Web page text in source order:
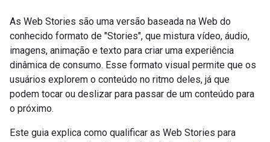
As Web Stories são uma versão baseada na Web do
conhecido formato de "Stories", que mistura vídeo, áudio,
imagens, animação e texto para criar uma experiência
dinâmica de consumo. Esse formato visual permite que os
usuários explorem o conteúdo no ritmo deles, já que
podem tocar ou deslizar para passar de um conteúdo para
o próximo.
Este guia explica como qualificar as Web Stories para